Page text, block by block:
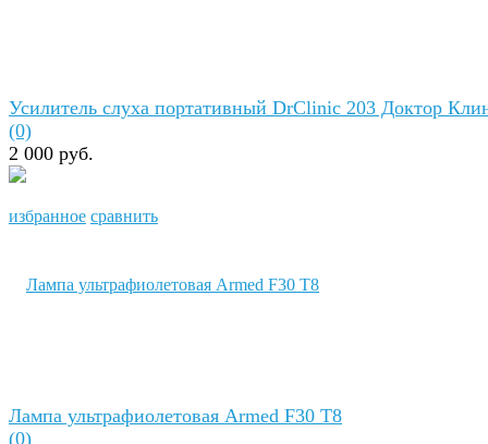
избранное сравнить
Усилитель слуха портативный DrClinic 203 Доктор
(0)
2 000 руб.
Лампа ультрафиолетовая Armed F30 T8
(0)